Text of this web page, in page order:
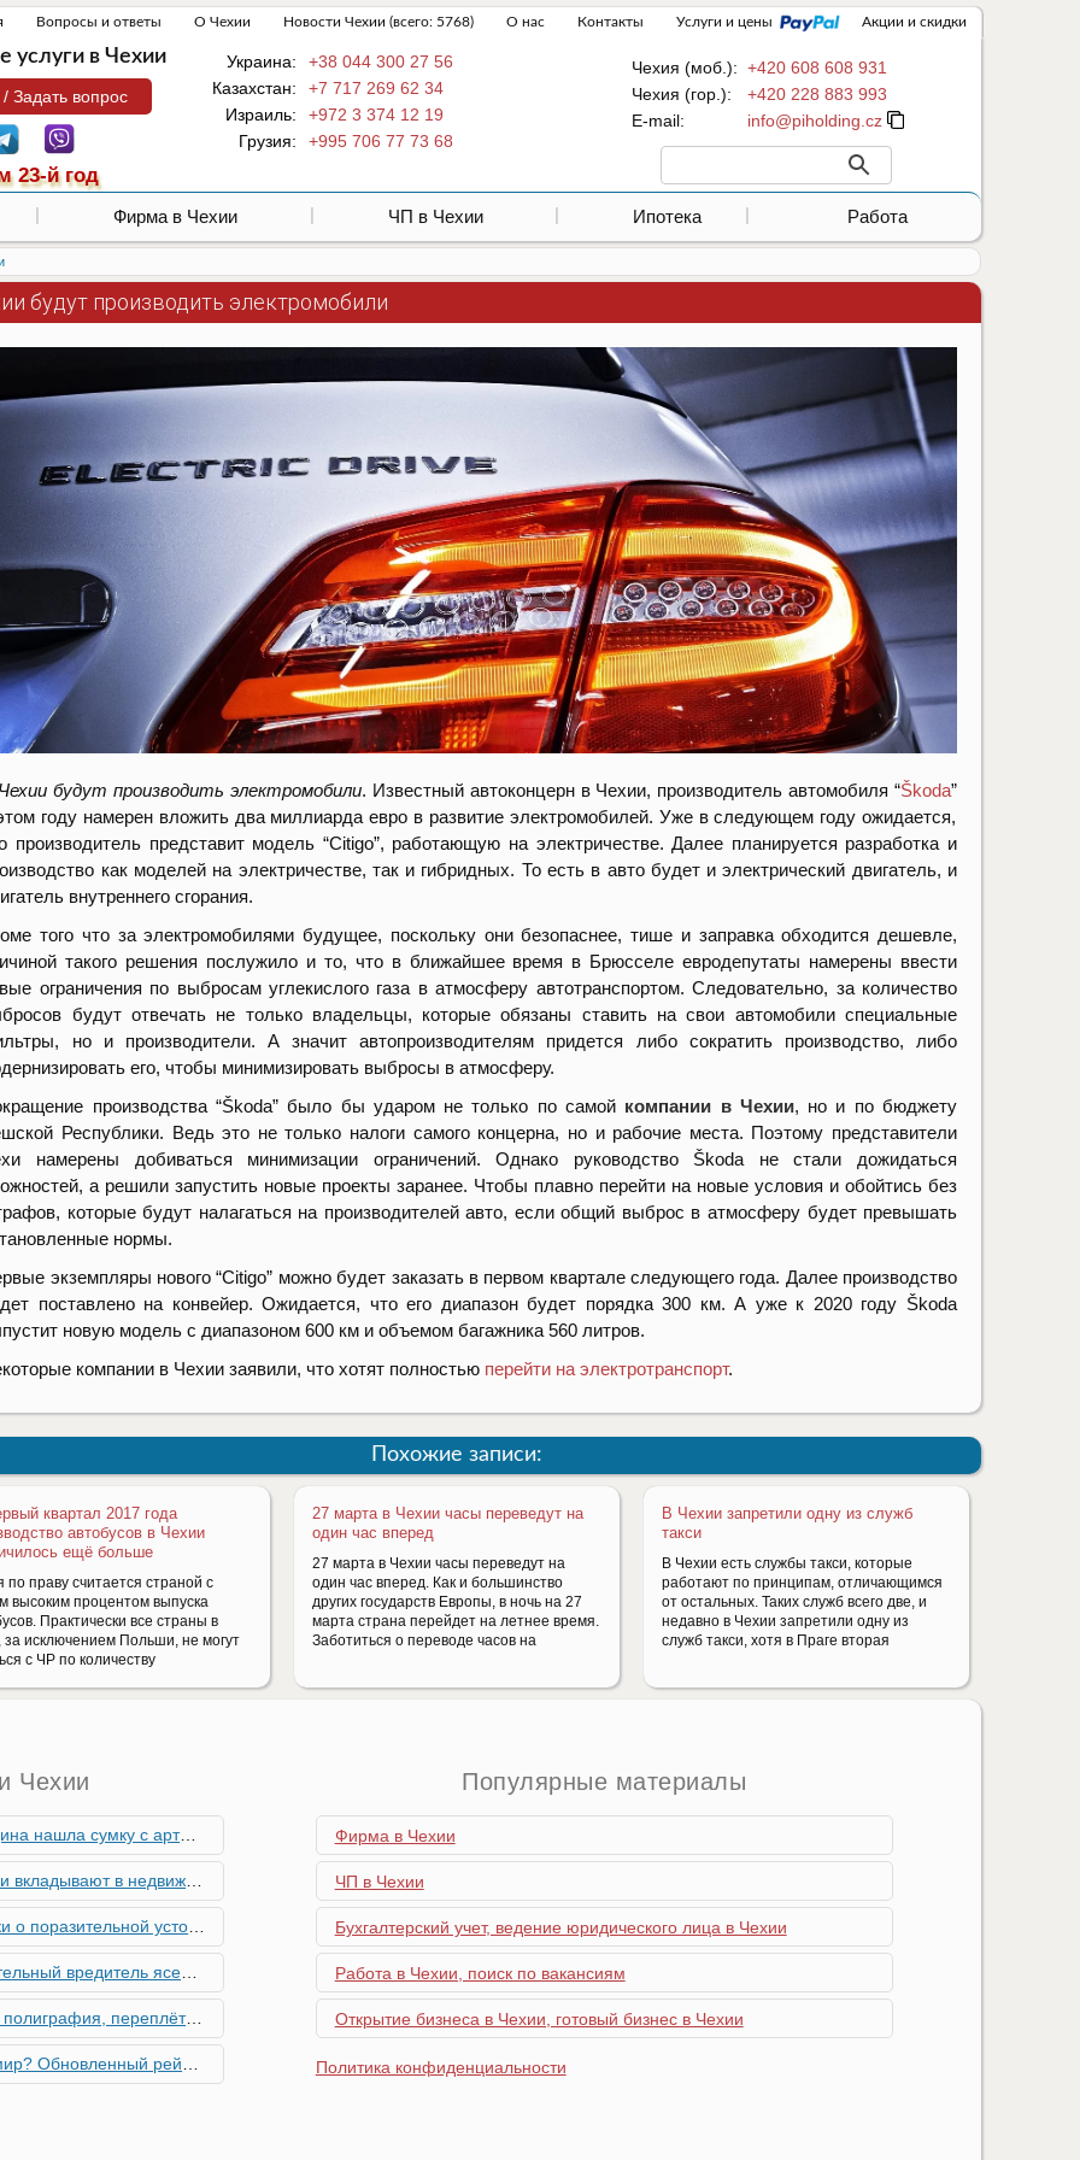
Вопросы и ответы О Чехии Новости Чехии (всего: 5768) О нас Контакты Услуги и цены Акции и скидки
Задать вопрос
23-й год
услуги в Чехии Чехия (моб.): +420 608 608 931
Чехия (гор.):
+420 228 883 993
Е-mail:
Украина:
+38 044 300 27 56
Казахстан:
+7 717 269 62 34
Израиль:
+972 3 374 12 19
Грузия:
+995 706 77 73 68
Фирма в Чехии ЧП в Чехии Ипотека Работа
будут производить электромобили
будут производить электромобили. Известный автоконцерн в Чехии, производитель автомобиля “Škoda”
году намерен вложить два миллиарда евро в развитие электромобилей. Уже в следующем году ожидается,
производитель представит модель “Citigo”, работающую на электричестве. Далее планируется разработка и
как моделей на электричестве, так и гибридных. То есть в авто будет и электрический двигатель, и
внутреннего сгорания.
того что за электромобилями будущее, поскольку они безопаснее, тише и заправка обходится дешевле,
такого решения послужило и то, что в ближайшее время в Брюсселе евродепутаты намерены ввести
ограничения по выбросам углекислого газа в атмосферу автотранспортом. Следовательно, за количество
будут отвечать не только владельцы, которые обязаны ставить на свои автомобили специальные
но и производители. А значит автопроизводителям придется либо сократить производство, либо
его, чтобы минимизировать выбросы в атмосферу.
производства “Škoda” было бы ударом не только по самой компании в Чехии, но и по бюджету
Республики. Ведь это не только налоги самого концерна, но и рабочие места. Поэтому представители
намерены добиваться минимизации ограничений. Однако руководство Škoda не стали дожидаться
а решили запустить новые проекты заранее. Чтобы плавно перейти на новые условия и обойтись без
которые будут налагаться на производителей авто, если общий выброс в атмосферу будет превышать
нормы.
экземпляры нового “Citigo” можно будет заказать в первом квартале следующего года. Далее производство
поставлено на конвейер. Ожидается, что его диапазон будет порядка 300 км. А уже к 2020 году Škoda
новую модель с диапазоном 600 км и объемом багажника 560 литров.
компании в Чехии заявили, что хотят полностью перейти на электротранспорт.
Похожие записи:
квартал 2017 года
автобусов в Чехии
ещё больше
по праву считается страной с
высоким процентом выпуска
Практически все страны в
за исключением Польши, не могут
с ЧР по количеству
27 марта в Чехии часы переведут на
один час вперед
27 марта в Чехии часы переведут на
один час вперед. Как и большинство
других государств Европы, в ночь на 27
марта страна перейдет на летнее время.
Заботиться о переводе часов на
В Чехии запретили одну из служб
такси
В Чехии есть службы такси, которые
работают по принципам, отличающимся
от остальных. Таких служб всего две, и
недавно в Чехии запретили одну из
служб такси, хотя в Праге вторая
Чехии
снарядами, остановив движение поездов
и почему меняются их предпочтения?
устойчивости экономики Чехии
к Чехии, необходима бдительность граждан
работы в Чехии - простая лицензия №14
глобальной мобильности 2026 года
Популярные материалы
Фирма в Чехии
ЧП в Чехии
Бухгалтерский учет, ведение юридического лица в Чехии
Работа в Чехии, поиск по вакансиям
Открытие бизнеса в Чехии, готовый бизнес в Чехии
Политика конфиденциальности